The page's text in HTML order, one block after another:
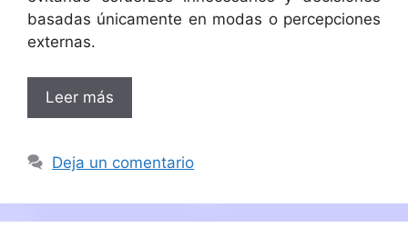
basadas únicamente en modas o percepciones
externas.
Leer más
Deja un comentario